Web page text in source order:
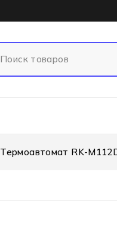
Термоавтомат RK-